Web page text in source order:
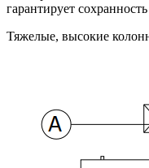
гарантирует
Тяжелые, высокие